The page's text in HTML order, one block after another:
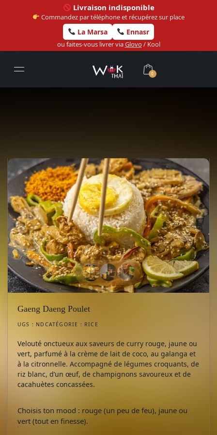
Livraison indisponible
Commandez par téléphone et récupérez sur place
La Marsa Ennasr
ou faites-vous livrer viaGlovo/ Kool
0
Gaeng Daeng Poulet
UGS : ND CATÉGORIE : RICE
Velouté onctueux aux saveurs de curry rouge, jaune ou
vert, parfumé à la crème de lait de coco, au galanga et
à la citronnelle. Accompagné de légumes croquants, de
riz blanc, d’un œuf, de champignons savoureux et de
cacahuètes concassées.
Choisis ton mood : rouge (un peu de feu), jaune ou
vert (tout en finesse).